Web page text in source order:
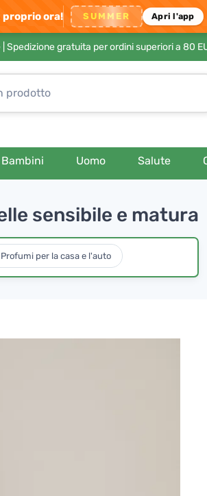
proprio ora! SUMMER Apri l'app
Spedizione gratuita per ordini superiori a 80
Bambini Uomo Salute
sensibile e matura
Profumi per la casa e l'auto